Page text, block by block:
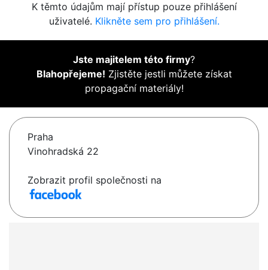
K těmto údajům mají přístup pouze přihlášení
uživatelé. Klikněte sem pro přihlášení.
Jste majitelem této firmy?
Blahopřejeme! Zjistěte jestli můžete získat
propagační materiály!
Praha
Vinohradská 22
Zobrazit profil společnosti na